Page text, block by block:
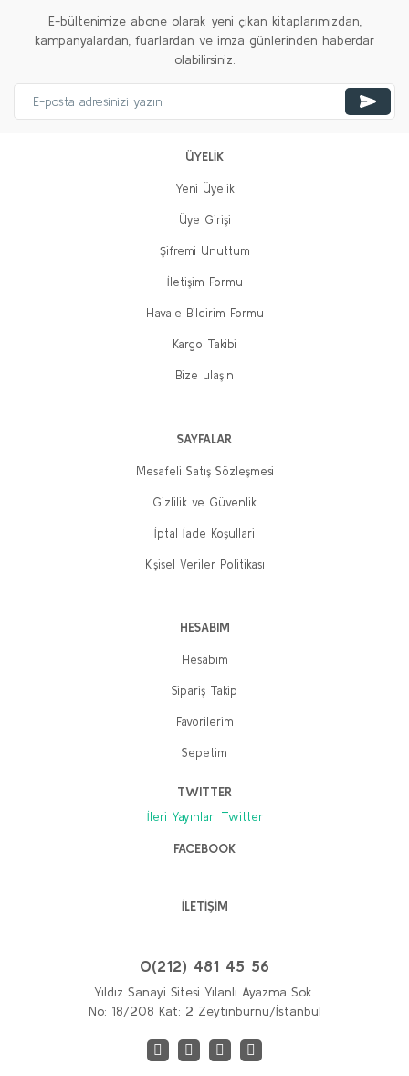
Atatürk'ün Okuduğu Kitaplar (15 kitaplık set)
%20
Sepete Ekle
E-bültenimize abone olarak yeni çıkan kitaplarımızdan,
kampanyalardan, fuarlardan ve imza günlerinden haberdar
olabilirsiniz.
ÜYELİK
Yeni Üyelik
Üye Girişi
Şifremi Unuttum
İletişim Formu
Havale Bildirim Formu
Kargo Takibi
Bize ulaşın
SAYFALAR
Mesafeli Satış Sözleşmesi
Gizlilik ve Güvenlik
İptal İade Koşullari
Kişisel Veriler Politikası
HESABIM
Hesabım
Sipariş Takip
Favorilerim
Sepetim
TWITTER
İleri Yayınları Twitter
FACEBOOK
İLETİŞİM
0(212) 481 45 56
Yıldız Sanayi Sitesi Yılanlı Ayazma Sok.
No: 18/208 Kat: 2 Zeytinburnu/İstanbul